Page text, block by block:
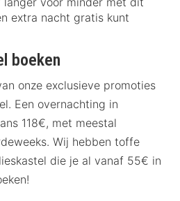
extra nacht gratis kunt
boeken
onze exclusieve promoties
Een overnachting in
118€, met meestal
Wij hebben toffe
die je al vanaf 55€ in